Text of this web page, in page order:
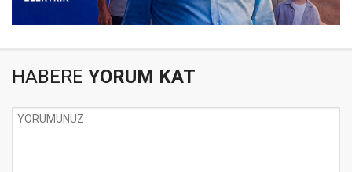
HABERE YORUM KAT